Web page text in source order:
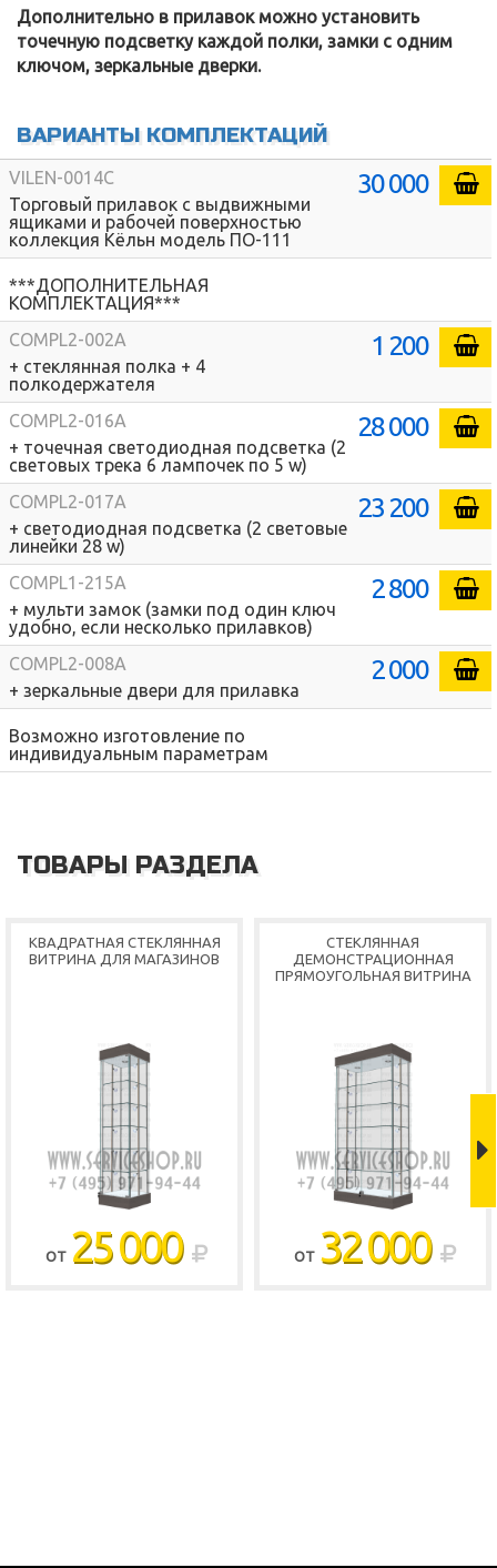
Дополнительно в прилавок можно установить
точечную подсветку каждой полки, замки с одним
ключом, зеркальные дверки.
ВАРИАНТЫ КОМПЛЕКТАЦИЙ
VILEN-0014C
Торговый прилавок с выдвижными
ящиками и рабочей поверхностью
коллекция Кёльн модель ПО-111
30 000
***ДОПОЛНИТЕЛЬНАЯ
КОМПЛЕКТАЦИЯ***
COMPL2-002A
+ стеклянная полка + 4
полкодержателя
1 200
COMPL2-016A
+ точечная светодиодная подсветка (2
световых трека 6 лампочек по 5 w)
28 000
COMPL2-017A
+ светодиодная подсветка (2 световые
линейки 28 w)
23 200
COMPL1-215A
+ мульти замок (замки под один ключ
удобно, если несколько прилавков)
2 800
COMPL2-008A
+ зеркальные двери для прилавка
2 000
Возможно изготовление по
индивидуальным параметрам
ТОВАРЫ РАЗДЕЛА
КВАДРАТНАЯ СТЕКЛЯННАЯ
ВИТРИНА ДЛЯ МАГАЗИНОВ
ОТ 25 000
СТЕКЛЯННАЯ
ДЕМОНСТРАЦИОННАЯ
ПРЯМОУГОЛЬНАЯ ВИТРИНА
ОТ 32 000